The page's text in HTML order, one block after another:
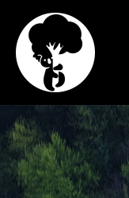
naar
inhoud